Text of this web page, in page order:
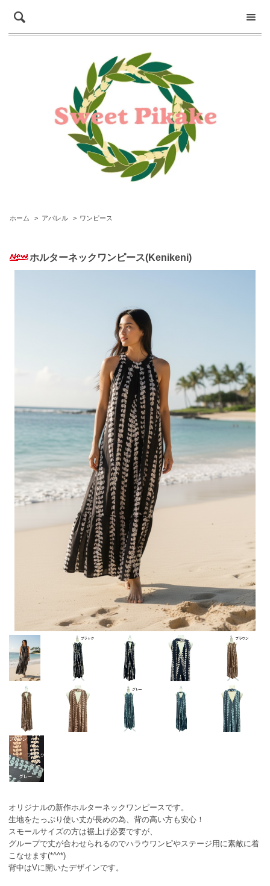
ホーム > アパレル > ワンピース
ホルターネックワンピース(Kenikeni)
オリジナルの新作ホルターネックワンピースです。
生地をたっぷり使い丈が長めの為、背の高い方も安心！
スモールサイズの方は裾上げ必要ですが、
グループで丈が合わせられるのでハラウワンピやステージ用に素敵に着
こなせます(*^^*)
背中はVに開いたデザインです。